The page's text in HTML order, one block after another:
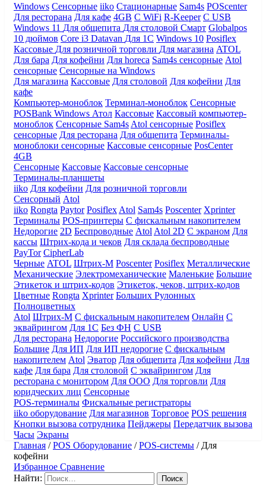
Windows Сенсорные iiko Стационарные Sam4s POScenter
Для ресторана Для кафе 4GB С WiFi R-Keeper С USB
Windows 11 Для общепита Для столовой Смарт Globalpos
10 дюймов Core i3 Datavan Для 1С Windows 10 Posiflex
Кассовые Для розничной торговли Для магазина ATOL
Для бара Для кофейни Для horeca Sam4s сенсорные Atol
сенсорные Сенсорные на Windows
Для магазина Кассовые Для столовой Для кофейни Для
кафе
Компьютер-моноблок Терминал-моноблок Сенсорные
POSBank Windows Атол Кассовые Кассовый компьютер-
моноблок Сенсорные Sam4s Atol сенсорные Posiflex
сенсорные Для ресторана Для общепита Терминалы-
моноблоки сенсорные Кассовые сенсорные PosCenter
4GB
Сенсорные Кассовые Кассовые сенсорные
Терминалы-планшеты
iiko Для кофейни Для розничной торговли
Сенсорный Atol
iiko Rongta Paytor Posiflex Atol Sam4s Poscenter Xprinter
Терминалы POS-принтеры С фискальным накопителем
Недорогие 2D Беспроводные Atol Atol 2D С экраном Для
кассы Штрих-кода и чеков Для склада беспроводные
PayTor CipherLab
Черные ATOL Штрих-М Poscenter Posiflex Металлические
Механические Электромеханические Маленькие Большие
Этикеток и штрих-кодов Этикеток, чеков, штрих-кодов
Цветные Rongta Xprinter Больших Рулонных
Полноцветных
Atol Штрих-М С фискальным накопителем Онлайн С
эквайрингом Для 1С Без ФН С USB
Для ресторана Недорогие Российского производства
Большие Для ИП Для ИП недорогие С фискальным
накопителем Atol Эватор Для общепита Для кофейни Для
кафе Для бара Для столовой С эквайрингом Для
ресторана с монитором Для ООО Для торговли Для
юридческих лиц Сенсорные
POS-терминалы Фискальные регистраторы
iiko оборудование Для магазинов Торговое POS решения
Кнопки вызова сотрудника Пейджеры Передатчик вызова
Часы Экраны
Главная /POS Оборудование /POS-системы / Для
кофейни
Избранное Сравнение
Найти: